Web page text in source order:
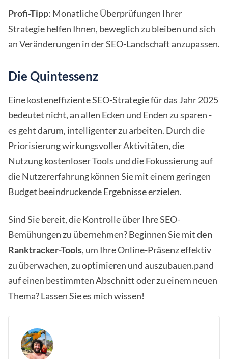
Profi-Tipp: Monatliche Überprüfungen Ihrer
Strategie helfen Ihnen, beweglich zu bleiben und sich
an Veränderungen in der SEO-Landschaft anzupassen.
Die Quintessenz
Eine kosteneffiziente SEO-Strategie für das Jahr 2025
bedeutet nicht, an allen Ecken und Enden zu sparen -
es geht darum, intelligenter zu arbeiten. Durch die
Priorisierung wirkungsvoller Aktivitäten, die
Nutzung kostenloser Tools und die Fokussierung auf
die Nutzererfahrung können Sie mit einem geringen
Budget beeindruckende Ergebnisse erzielen.
Sind Sie bereit, die Kontrolle über Ihre SEO-
Bemühungen zu übernehmen? Beginnen Sie mitden
Ranktracker-Tools, um Ihre Online-Präsenz effektiv
zu überwachen, zu optimieren und auszubauen.pand
auf einen bestimmten Abschnitt oder zu einem neuen
Thema? Lassen Sie es mich wissen!